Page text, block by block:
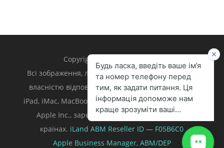
Copyright 1998 – 2024 iLand.
Всі зображення, логотипи та торгівельні марки є
власністю відповідних власників. Apple, iPhone,
iPad, iMac, MacBook, Mac є торгівельними марками
Apple Inc., зареєстрованими у U.S. та інших
країнах. iLand ABM Reseller ID — F05B6C0
Apple Business Manager, ABM/DEP